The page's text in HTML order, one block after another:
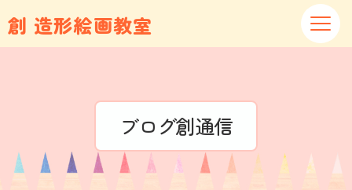
創 造形絵画教室
ブログ創通信